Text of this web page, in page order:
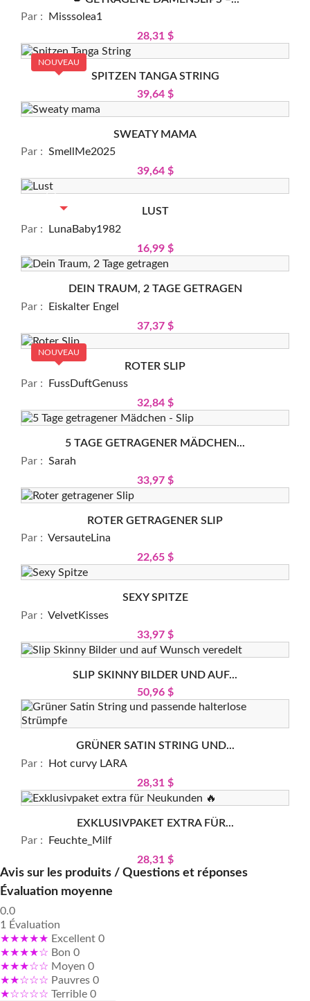
Par :
Misssolea1
28,31 $
SPITZEN TANGA STRING
39,64 $
NOUVEAU
SWEATY MAMA
Par : SmellMe2025
39,64 $
LUST
Par :
LunaBaby1982
16,99 $
DEIN TRAUM, 2 TAGE GETRAGEN
Par :
Eiskalter Engel
37,37 $
ROTER SLIP
Par :
FussDuftGenuss
32,84 $
NOUVEAU
5 TAGE GETRAGENER MÄDCHEN...
Par : Sarah
33,97 $
ROTER GETRAGENER SLIP
Par : VersauteLina
22,65 $
SEXY SPITZE
Par : VelvetKisses
33,97 $
SLIP SKINNY BILDER UND AUF...
50,96 $
GRÜNER SATIN STRING UND...
Par :
Hot curvy LARA
28,31 $
EXKLUSIVPAKET EXTRA FÜR...
Par :
Feuchte_Milf
28,31 $
Avis sur les produits / Questions et réponses
Évaluation moyenne
0.0
1 Évaluation
★★★★★ Excellent 0
★★★★☆ Bon 0
★★★☆☆ Moyen 0
★★☆☆☆ Pauvres 0
★☆☆☆☆ Terrible 0